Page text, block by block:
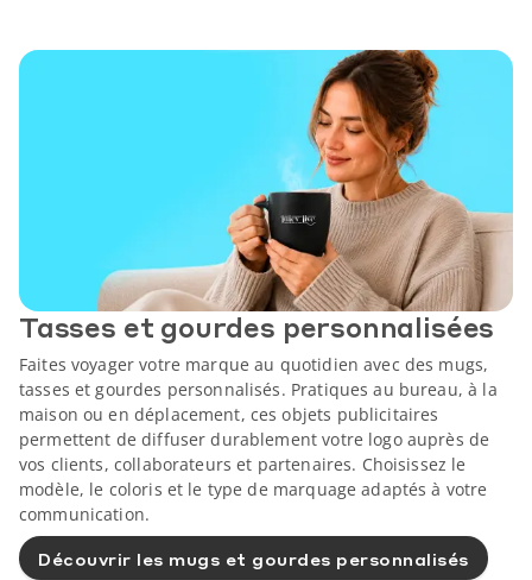
Tasses et gourdes personnalisées
Faites voyager votre marque au quotidien avec des mugs,
tasses et gourdes personnalisés. Pratiques au bureau, à la
maison ou en déplacement, ces objets publicitaires
permettent de diffuser durablement votre logo auprès de
vos clients, collaborateurs et partenaires. Choisissez le
modèle, le coloris et le type de marquage adaptés à votre
communication.
Découvrir les mugs et gourdes personnalisés